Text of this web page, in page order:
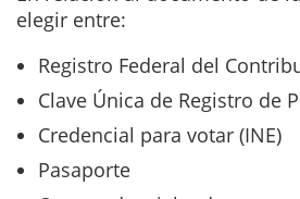
elegir entre:
Registro Federal del
Clave Única de Registro de
Credencial para votar (INE)
Pasaporte